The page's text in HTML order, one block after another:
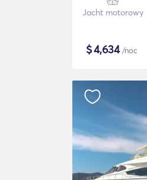
Jacht motorowy
$4,634/noc